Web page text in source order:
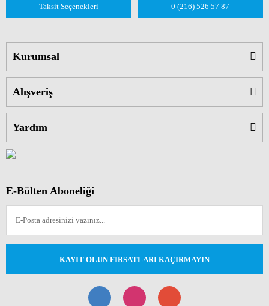
Taksit Seçenekleri
0 (216) 526 57 87
Kurumsal
Alışveriş
Yardım
E-Bülten Aboneliği
KAYIT OLUN FIRSATLARI KAÇIRMAYIN